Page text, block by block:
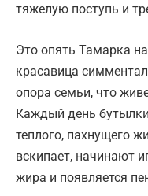
тяжелую поступь и
Это опять Тамарка
красавица
опора семьи, что
Каждый день
теплого, пахнущего
вскипает, начинают
жира и появляется